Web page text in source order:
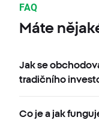
FAQ
Máte
Jak se
tradičního
Co je a jak